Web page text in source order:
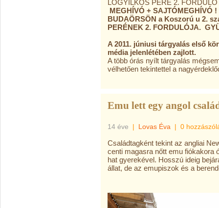
LÓGYILKOS PERE 2. FORDULÓ
MEGHÍVÓ + SAJTÓMEGHÍVÓ
BUDAÖRSÖN a Koszorú u 2.
PERÉNEK 2. FORDULÓJA. GY
A 2011. júniusi tárgyalás első
média jelenlétében zajlott.
A több órás nyílt tárgyalás
vélhetően tekintettel a
Emu lett egy angol
14 éve | Lovas Éva | 0
Családtagként tekint az angliai
centi magasra nőtt emu fiókakora
hat gyerekével. Hosszú ideig
állat, de az emupiszok és a